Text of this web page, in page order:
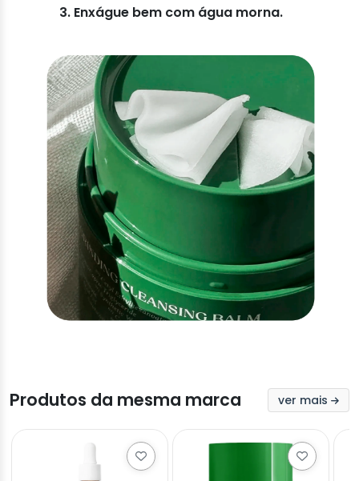
Enxágue bem com água morna.
Produtos da mesma marca ver mais